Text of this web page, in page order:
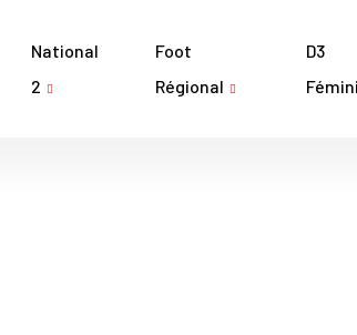
National
2
Foot
Régional
D3